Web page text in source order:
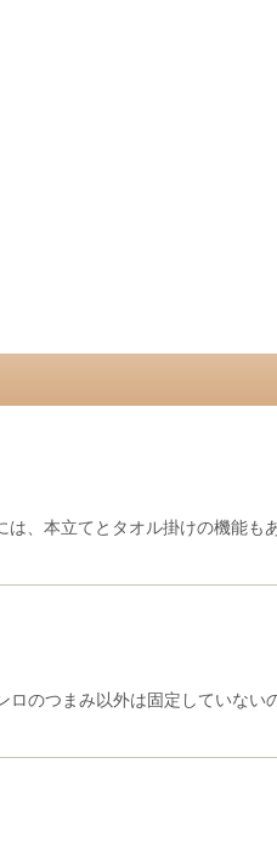
、本立てとタオル掛けの機能
ロのつまみ以外は固定してい